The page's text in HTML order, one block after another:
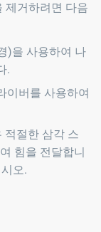
제거하려면 다음
)을 사용하여 나
.
이버를 사용하여
적절한 삼각 스
힘을 전달합니
오.